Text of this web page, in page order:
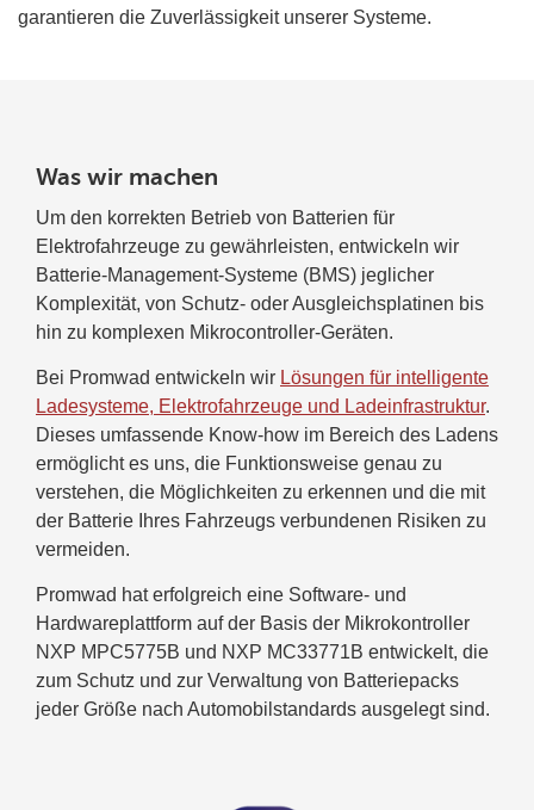
garantieren die Zuverlässigkeit unserer Systeme.
Was wir machen
Um den korrekten Betrieb von Batterien für
Elektrofahrzeuge zu gewährleisten, entwickeln wir
Batterie-Management-Systeme (BMS) jeglicher
Komplexität, von Schutz- oder Ausgleichsplatinen bis
hin zu komplexen Mikrocontroller-Geräten.
Bei Promwad entwickeln wir Lösungen für intelligente
Ladesysteme, Elektrofahrzeuge und Ladeinfrastruktur.
Dieses umfassende Know-how im Bereich des Ladens
ermöglicht es uns, die Funktionsweise genau zu
verstehen, die Möglichkeiten zu erkennen und die mit
der Batterie Ihres Fahrzeugs verbundenen Risiken zu
vermeiden.
Promwad hat erfolgreich eine Software- und
Hardwareplattform auf der Basis der Mikrokontroller
NXP MPC5775B und NXP MC33771B entwickelt, die
zum Schutz und zur Verwaltung von Batteriepacks
jeder Größe nach Automobilstandards ausgelegt sind.